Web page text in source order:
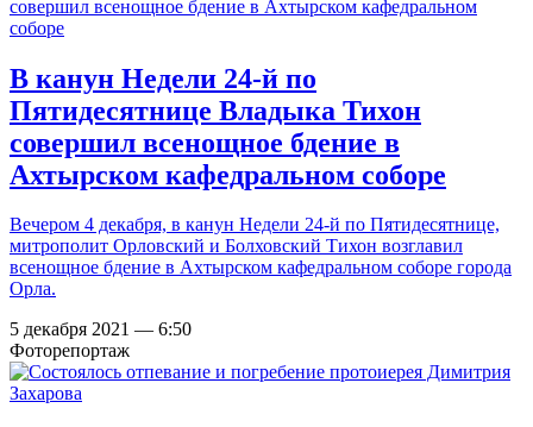
В канун Недели 24-й по
Пятидесятнице Владыка Тихон
совершил всенощное бдение в
Ахтырском кафедральном соборе
Вечером 4 декабря, в канун Недели 24-й по Пятидесятнице,
митрополит Орловский и Болховский Тихон возглавил
всенощное бдение в Ахтырском кафедральном соборе города
Орла.
5 декабря 2021 — 6:50
Фоторепортаж